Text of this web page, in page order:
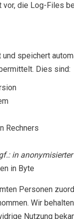
vor, die Log-Files
speichert
Dies sind:
Rechners
in
in Byte
Personen
Wir
Nutzung